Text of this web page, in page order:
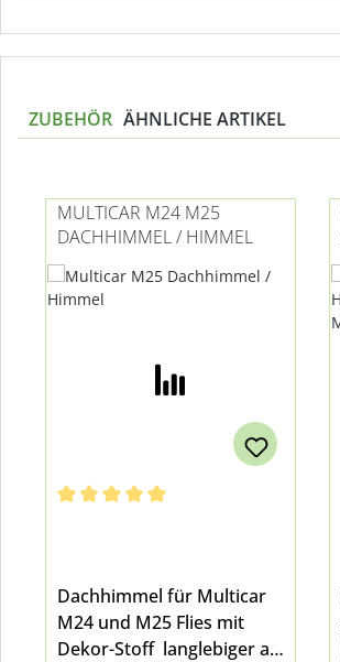
ZUBEHÖR ÄHNLICHE ARTIKEL
MULTICAR M24 M25
DACHHIMMEL / HIMMEL
Dachhimmel für Multicar
M24 und M25 Flies mit
Dekor-Stoff langlebiger als